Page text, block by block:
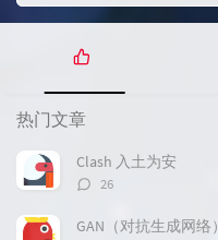
热
门
文
章
热门文章
Clash 入土为安
评
数：
26
GAN（对抗生成网